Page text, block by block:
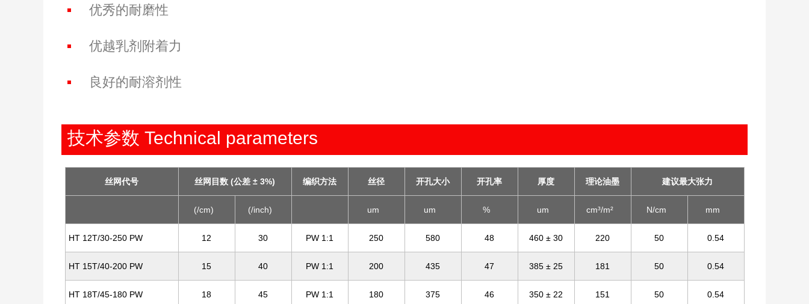
优秀的耐磨性
优越乳剂附着力
良好的耐溶剂性
技术参数 Technical parameters
丝网代号 丝网目数 (公差 ± 3%) 编织方法 丝径 开孔大小 开孔率 厚度 理论油墨 建议最大张力
(/cm) (/inch) um um % um cm³/m² N/cm mm
HT 12T/30-250 PW 12 30 PW 1:1 250 580 48 460 ± 30 220 50 0.54
HT 15T/40-200 PW 15 40 PW 1:1 200 435 47 385 ± 25 181 50 0.54
HT 18T/45-180 PW 18 45 PW 1:1 180 375 46 350 ± 22 151 50 0.54